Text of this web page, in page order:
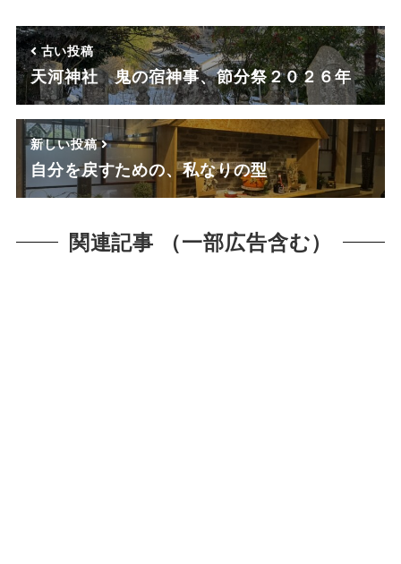
古い投稿
天河神社 鬼の宿神事、節分祭２０２６年
新しい投稿
自分を戻すための、私なりの型
関連記事 （一部広告含む）